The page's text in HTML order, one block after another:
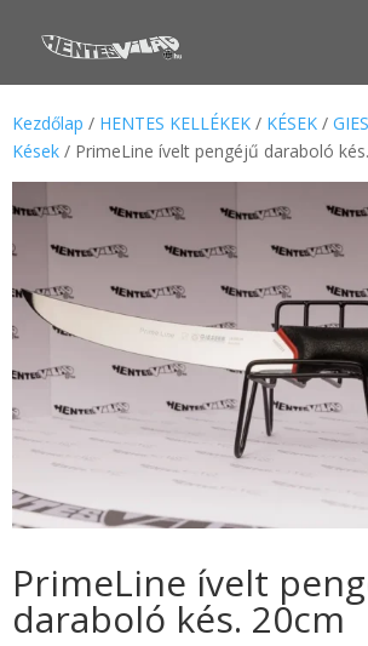
Kezdőlap / HENTES KELLÉKEK / KÉSEK /
Kések / PrimeLine ívelt pengéjű daraboló
PrimeLine ívelt
daraboló kés. 20cm